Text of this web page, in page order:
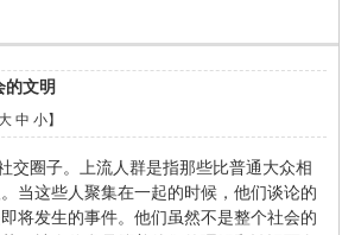
文明
大 中 小】
交圈子。上流人群是指那些比普通大众相
当这些人聚集在一起的时候，他们谈论的
将发生的事件。他们虽然不是整个社会的